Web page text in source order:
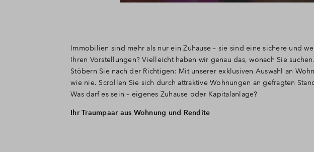
Immobilien sind mehr als nur ein Zuhause – sie sind eine sichere und
Ihren Vorstellungen? Vielleicht haben wir genau das, wonach Sie suchen.
Stöbern Sie nach der Richtigen: Mit unserer exklusiven Auswahl an
wie nie. Scrollen Sie sich durch attraktive Wohnungen an gefragten
Was darf es sein – eigenes Zuhause oder Kapitalanlage?
Ihr Traumpaar aus Wohnung und Rendite